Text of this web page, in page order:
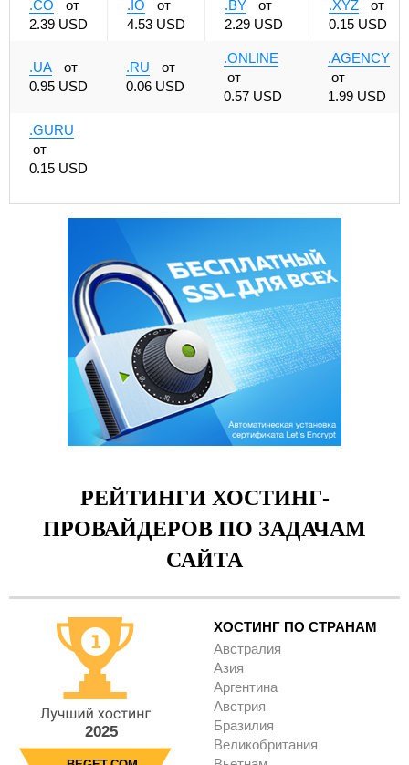
.CO
от
2.39 USD
.IO
от
4.53 USD
.BY
от
2.29 USD
.XYZ
от
0.15 USD
.UA
от
0.95 USD
.RU
от
0.06 USD
.ONLINE
от
0.57 USD
.AGENCY
от
1.99 USD
.GURU
от
0.15 USD
РЕЙТИНГИ ХОСТИНГ-
ПРОВАЙДЕРОВ ПО ЗАДАЧАМ
САЙТА
2025
ХОСТИНГ ПО СТРАНАМ
Австралия
Азия
Аргентина
Австрия
Бразилия
Великобритания